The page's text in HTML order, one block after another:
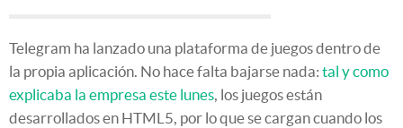
Telegram ha lanzado una plataforma de juegos dentro de
la propia aplicación. No hace falta bajarse nada: tal y como
explicaba la empresa este lunes, los juegos están
desarrollados en HTML5, por lo que se cargan cuando los